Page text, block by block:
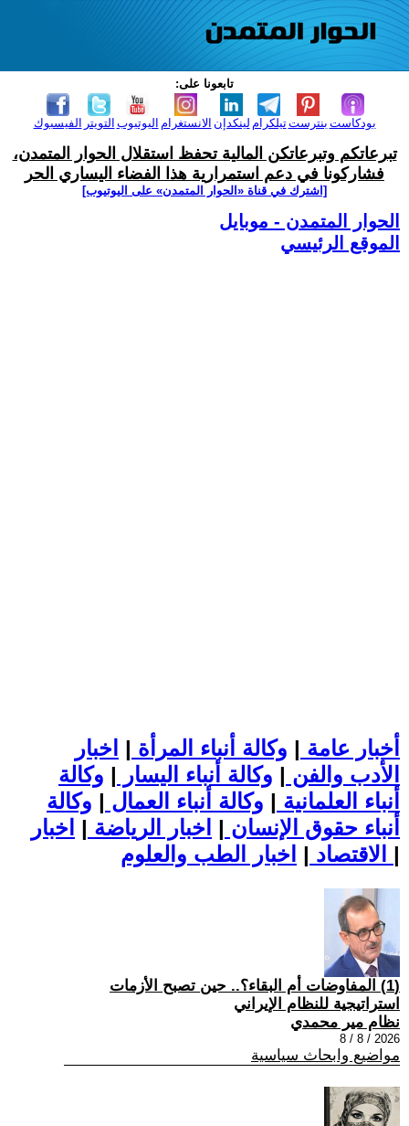
تابعونا على:
الفيسبوك التويتر اليوتيوب الانستغرام لينكدإن تيلكرامبنترست بودكاست
تبرعاتكم وتبرعاتكن المالية تحفظ استقلال الحوار المتمدن،
فشاركونا في دعم استمرارية هذا الفضاء اليساري الحر
[اشترك في قناة ‫«الحوار المتمدن» على اليوتيوب]
الحوار المتمدن - موبايل
الموقع الرئيسي
أخبار عامة | وكالة أنباء المرأة | اخبار
الأدب والفن | وكالة أنباء اليسار | وكالة
أنباء العلمانية | وكالة أنباء العمال | وكالة
أنباء حقوق الإنسان | اخبار الرياضة | اخبار
الاقتصاد | |
(1) المفاوضات أم البقاء؟.. حين تصبح الأزمات
استراتيجية للنظام الإيراني
نظام مير محمدي
2026 / 8 / 8
مواضيع وابحاث سياسية